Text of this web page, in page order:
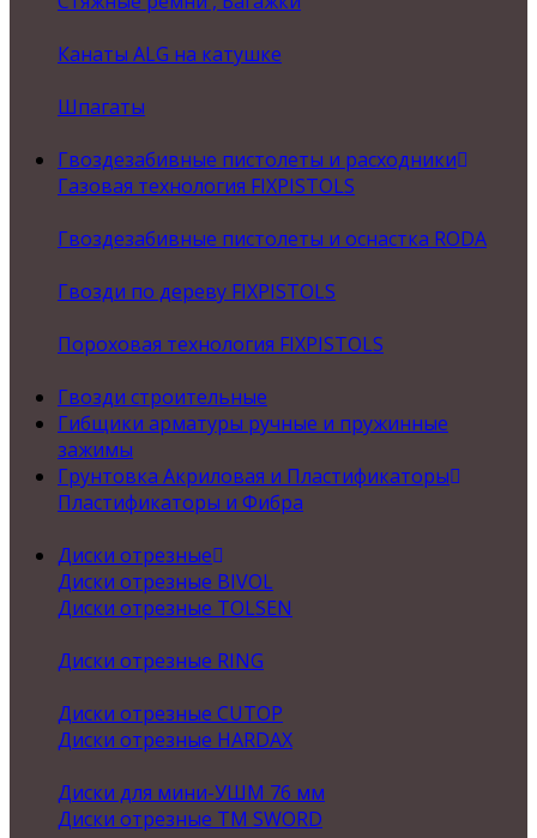
Канаты ALG на катушке
Шпагаты
Гвоздезабивные пистолеты и расходники
Газовая технология FIXPISTOLS
Гвоздезабивные пистолеты и оснастка RODA
Гвозди по дереву FIXPISTOLS
Пороховая технология FIXPISTOLS
Гвозди строительные
Гибщики арматуры ручные и пружинные
зажимы
Грунтовка Акриловая и Пластификаторы
Пластификаторы и Фибра
Диски отрезные
Диски отрезные BIVOL
Диски отрезные TOLSEN
Диски отрезные RING
Диски отрезные CUTOP
Диски отрезные HARDAX
Диски для мини-УШМ 76 мм
Диски отрезные ТМ SWORD